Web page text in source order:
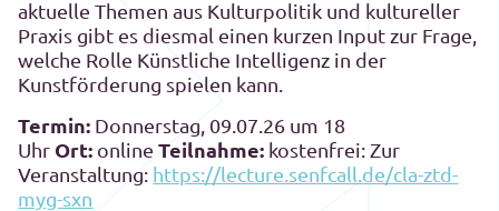
aktuelle Themen aus Kulturpolitik und kultureller
Praxis gibt es diesmal einen kurzen Input zur Frage,
welche Rolle Künstliche Intelligenz in der
Kunstförderung spielen kann.
Termin: Donnerstag, 09.07.26 um 18
Uhr Ort: onlineTeilnahme: kostenfrei: Zur
Veranstaltung: https://lecture.senfcall.de/cla-ztd-
myg-sxn